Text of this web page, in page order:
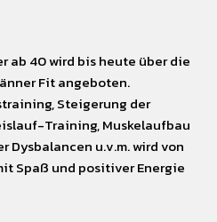
ab 40 wird bis heute über die
Fit angeboten.
Steigerung der
Training, Muskelaufbau
Dysbalancen u.v.m. wird von
Spaß und positiver Energie